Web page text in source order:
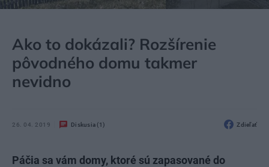
Ako to dokázali? Rozšírenie
pôvodného domu takmer
nevidno
26. 04. 2019 Diskusia (1) Zdieľať
Páčia sa vám domy, ktoré sú zapasované do